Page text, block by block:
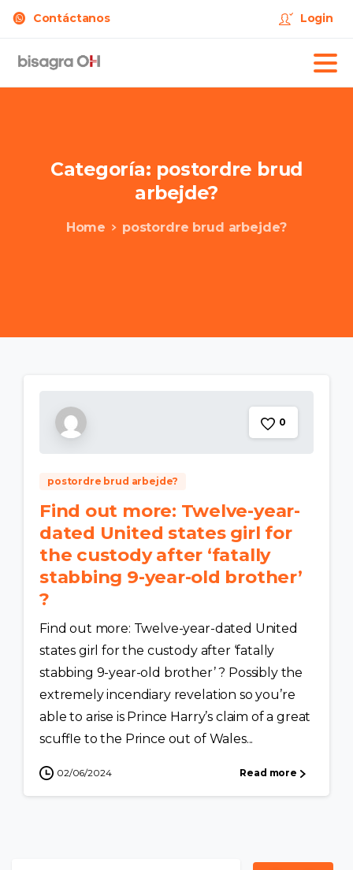
Contáctanos Login
Categoría: postordre brud
arbejde?
Home postordre brud arbejde?
0
postordre brud arbejde?
Find out more: Twelve-year-
dated United states girl for
the custody after ‘fatally
stabbing 9-year-old brother’
?
Find out more: Twelve-year-dated United
states girl for the custody after ‘fatally
stabbing 9-year-old brother’ ? Possibly the
extremely incendiary revelation so you’re
able to arise is Prince Harry’s claim of a great
scuffle to the Prince out of Wales...
02/06/2024 Read more